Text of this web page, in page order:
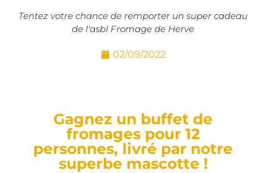
Tentez votre chance de remporter un super cadeau
de l'asbl Fromage de Herve
02/09/2022
Gagnez un buffet de
fromages pour 12
personnes, livré par notre
superbe mascotte !